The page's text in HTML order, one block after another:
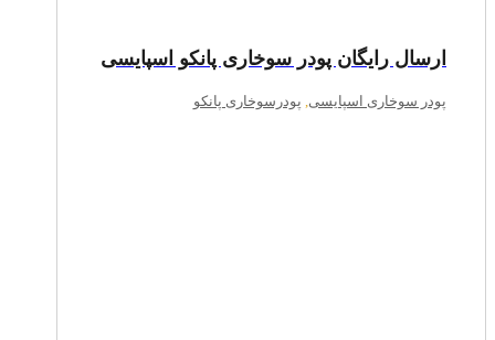
ارسال رایگان پودر سوخاری پانکو اسپایسی
پودر سوخاری اسپایسی, پودرسوخاری پانکو